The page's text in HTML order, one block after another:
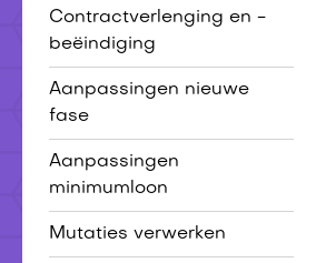
Contractverlenging en -
beëindiging
Aanpassingen nieuwe
fase
Aanpassingen
minimumloon
Mutaties verwerken